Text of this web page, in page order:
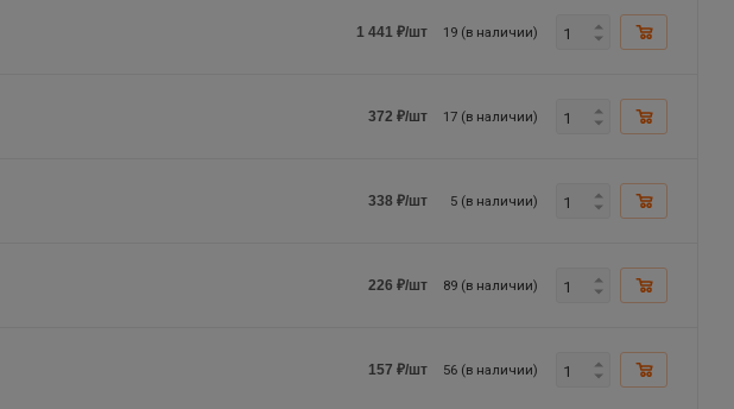
1 441 ₽/шт 19 (в наличии)
372 ₽/шт 17 (в наличии)
338 ₽/шт 5 (в наличии)
226 ₽/шт 89 (в наличии)
157 ₽/шт 56 (в наличии)